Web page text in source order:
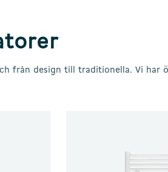
från design till traditionella. Vi har